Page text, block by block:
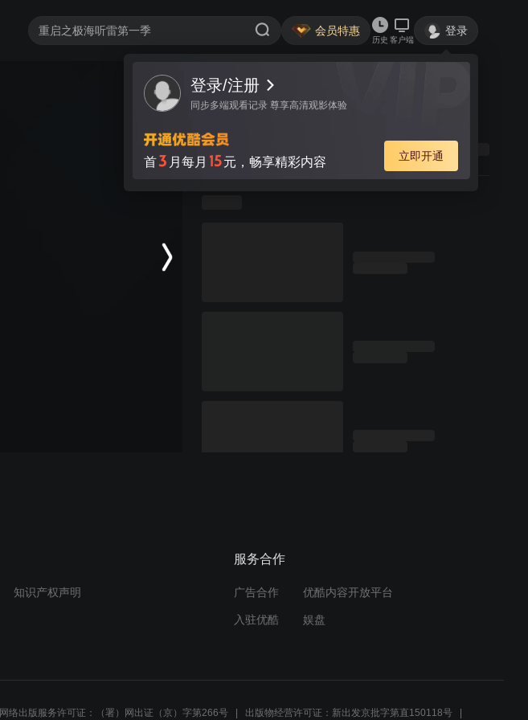
会员特惠
历史 客户端
登录
登录/注册
同步多端观看记录 尊享高清观影体验
首3 月每月 15元，畅享精彩内容 立即开通
知识产权声明
服务合作
广告合作 优酷内容开放平台
入驻优酷 娱盘
网络出版服务许可证：（署）网出证（京）字第266号 出版物经营许可证：新出发京批字第直150118号